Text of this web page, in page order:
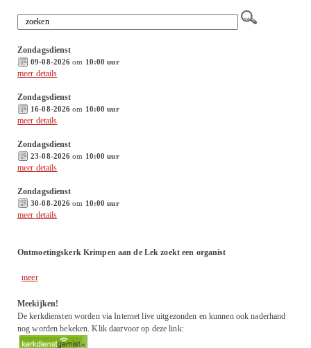
Zondagsdienst
09-08-2026 om 10:00 uur
meer details
Zondagsdienst
16-08-2026 om 10:00 uur
meer details
Zondagsdienst
23-08-2026 om 10:00 uur
meer details
Zondagsdienst
30-08-2026 om 10:00 uur
meer details
Ontmoetingskerk Krimpen aan de Lek zoekt een organist
meer
Meekijken!
De kerkdiensten worden via Internet live uitgezonden en kunnen ook naderhand
nog worden bekeken. Klik daarvoor op deze link: